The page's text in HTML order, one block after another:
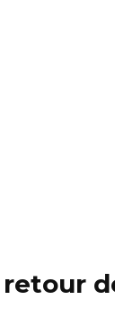
retour